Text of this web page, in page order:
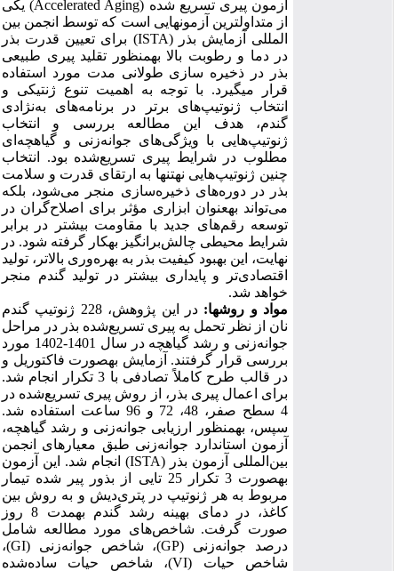
آزمون پیری تسریع شده(
Accelerated Aging
)یکی
از متداول­ترین آزمون­هایی است که توسط انجمن بین
المللی آزمایش بذر (
ISTA) برای تعیین قدرتبذر
در دما و رطوبت بالا به­منظور تقلید پیری طبیعی
بذر در ذخیره­ سازی طولانی مدت مورد استفاده
قرار می­گیرد. با توجه به اهمیت تنوع ژنتیکی و
انتخاب ژنوتیپ‌های برتر در برنامه‌های به‌نژادی
گندم، هدف این مطالعه بررسی و انتخاب
ژنوتیپ‌هایی با ویژگی‌های جوانه‌زنی و گیاهچه‌ای
مطلوب در شرایط پیری تسریع‌شده بود. انتخاب
چنین ژنوتیپ‌هایی نه­تنها به ارتقای قدرت و سلامت
بذر در دوره‌های ذخیره‌سازی منجر می‌شود، بلکه
می‌تواند به­عنوان ابزاری مؤثر برای اصلاح‌گران در
توسعه رقم‌های جدید با مقاومت بیشتر در برابر
شرایط محیطی چالش‌برانگیز ب ه­کارگرفته شود. در
نهایت، این بهبود کیفیت بذر به بهره‌وری بالاتر، تولید
اقتصادی‌تر و پایداری بیشتر در تولید گندم منجر
خواهد شد.
مواد و روش­ها:
در این پژوهش، 228 ژنوتیپ گندم
نان از نظر تحمل به پیری تسریع‌شده بذر در مراحل
جوانه‌زنی و رشد گیاهچه در سال 1401-1402 مورد
بررسی قرار گرفتند.آزمایش به­صورتفاکتوریل و
در قالب طرح کاملاً تصادفی با 3 تکرار انجام شد.
برای اعمال پیری بذر، از روش پیری تسریع‌شده در
4 سطح صفر، 48، 72 و 96 ساعت استفاده شد.
سپس،به­منظورارزیابی جوانه‌زنی و رشد گیاهچه،
آزمون استاندارد جوانه‌زنی طبق معیارهای انجمن
بین‌المللی آزمون بذر ( ISTA
) انجام شد. این آزمون
به­صورت 3 تکرار 25 تایی از بذور پیر شده تیمار
مربوط به هر ژنوتیپ در پتری‌دیش‌ و به روش بین
کاغذ، در دمای بهینه رشد گندم به­مدت
8 روز
صورت گرفت. شاخص‌های مورد مطالعه شامل
درصد جوانه‌زنی
GP)،شاخص جوانه‌زنی GI
)،
شاخص حیات
VI
)، شاخص حیات ساده‌شده